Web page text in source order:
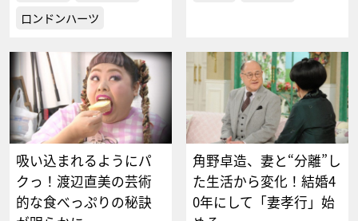
ロンドンハーツ
吸い込まれるようにパ
クっ！渡辺直美の芸術
的な食べっぷりの秘訣
角野卓造、妻と“分離”し
た生活から変化！結婚4
0年にして「妻孝行」始